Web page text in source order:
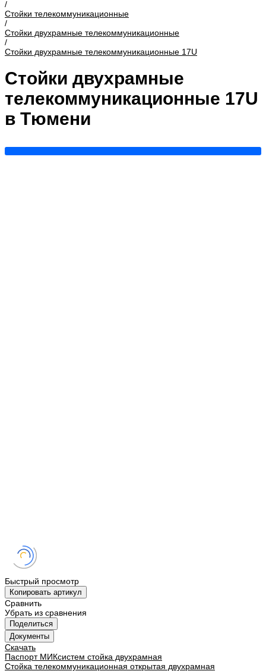
/
Стойки телекоммуникационные
/
Стойки двухрамные телекоммуникационные
/
Стойки двухрамные телекоммуникационные 17U
Стойки двухрамные
телекоммуникационные 17U
в Тюмени
Быстрый просмотр
Копировать артикул
Сравнить
Убрать из сравнения
Поделиться
Документы
Скачать
Паспорт МИКсистем стойка двухрамная
Стойка телекоммуникационная открытая двухрамная